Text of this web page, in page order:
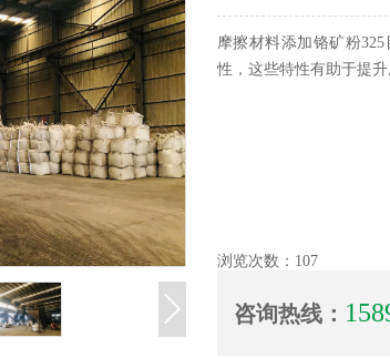
摩擦材料添加铬矿粉
性，这些特性有助于提升
浏览次数： 107
咨询热线：